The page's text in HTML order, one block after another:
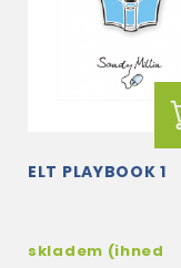
ELT PLAYBOOK 1
skladem (ihned